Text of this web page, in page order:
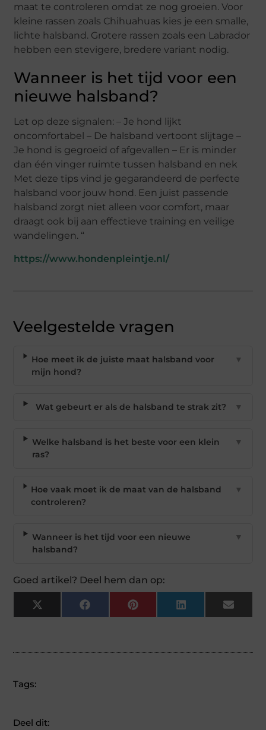
maat te controleren omdat ze nog groeien. Voor
kleine rassen zoals Chihuahuas kies je een smalle,
lichte halsband. Grotere rassen zoals een Labrador
hebben een stevigere, bredere variant nodig.
Wanneer is het tijd voor een
nieuwe halsband?
Let op deze signalen: – Je hond lijkt
oncomfortabel – De halsband vertoont slijtage –
Je hond is gegroeid of afgevallen – Er is minder
dan één vinger ruimte tussen halsband en nek
Met deze tips vind je gegarandeerd de perfecte
halsband voor jouw hond. Een juist passende
halsband zorgt niet alleen voor comfort, maar
draagt ook bij aan effectieve training en veilige
wandelingen. “
https://www.hondenpleintje.nl/
Veelgestelde vragen
Hoe meet ik de juiste maat halsband voor
mijn hond?
▼
Wat gebeurt er als de halsband te strak zit? ▼
Welke halsband is het beste voor een klein
ras?
▼
Hoe vaak moet ik de maat van de halsband
controleren?
▼
Wanneer is het tijd voor een nieuwe
halsband?
▼
Goed artikel? Deel hem dan op:
X
(Twitter)
Facebook Pinterest LinkedIn Email
Tags:
Deel dit: